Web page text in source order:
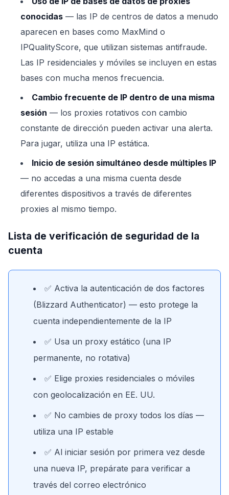
conocidas — las IP de centros de datos a menudo
aparecen en bases como MaxMind o
IPQualityScore, que utilizan sistemas antifraude.
Las IP residenciales y móviles se incluyen en estas
bases con mucha menos frecuencia.
Cambio frecuente de IP dentro de una misma
sesión — los proxies rotativos con cambio
constante de dirección pueden activar una alerta.
Para jugar, utiliza una IP estática.
Inicio de sesión simultáneo desde múltiples IP
— no accedas a una misma cuenta desde
diferentes dispositivos a través de diferentes
proxies al mismo tiempo.
Lista de verificación de seguridad de la
cuenta
✅ Activa la autenticación de dos factores
(Blizzard Authenticator) — esto protege la
cuenta independientemente de la IP
✅ Usa un proxy estático (una IP
permanente, no rotativa)
✅ Elige proxies residenciales o móviles
con geolocalización en EE. UU.
✅ No cambies de proxy todos los días —
utiliza una IP estable
✅ Al iniciar sesión por primera vez desde
una nueva IP, prepárate para verificar a
través del correo electrónico